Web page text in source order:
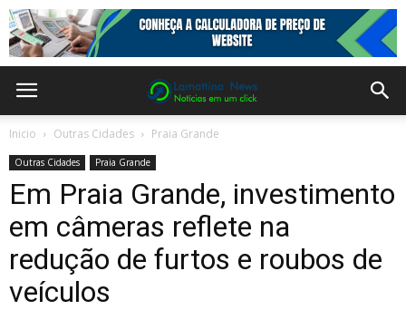
Inicio Outras Cidades Praia Grande
Outras Cidades Praia Grande
Em Praia Grande, investimento
em câmeras reflete na
redução de furtos e roubos de
veículos